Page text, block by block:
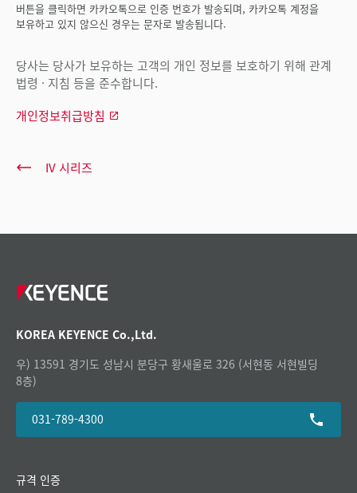
버튼을 클릭하면 카카오톡으로 인증 번호가 발송되며, 카카오톡 계정을
보유하고 있지 않으신 경우는 문자로 발송됩니다.
당사는 당사가 보유하는 고객의 개인 정보를 보호하기 위해 관계
법령 · 지침 등을 준수합니다.
개인정보취급방침
IV 시리즈
KOREA KEYENCE Co.,Ltd.
우) 13591 경기도 성남시 분당구 황새울로 326 (서현동 서현빌딩
8층)
031-789-4300
규격 인증